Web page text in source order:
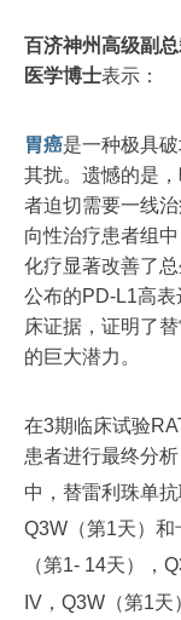
百济神州高级副
医学博士表示：
胃癌是一种极具
其扰。遗憾的是
者迫切需要一线
向性治疗患者组
化疗显著改善了
公布的PD-L1高
床证据，证明了
的巨大潜力。
在3期临床试验
患者进行最终分
中，替雷利珠单
Q3W（第1天）
（第1- 14天），
IV，Q3W（第1